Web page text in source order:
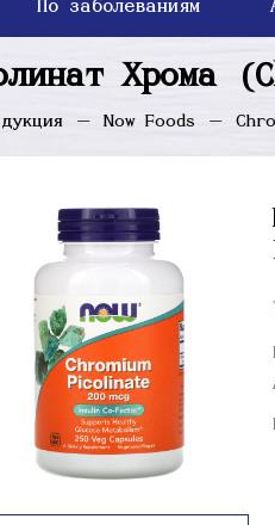
По заболеваниям
Now Foods